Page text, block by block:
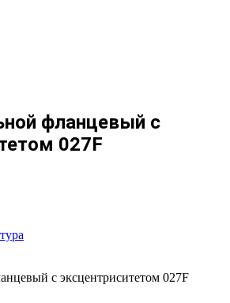
фланцевый с
027F
с эксцентриситетом 027F